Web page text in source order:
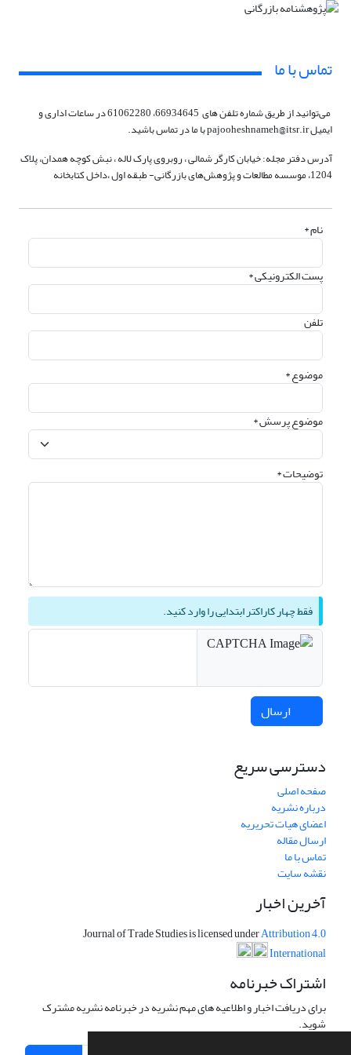
تماس با ما
می‌توانید از طریق شماره تلفن های 66934645، 61062280 در ساعات اداری و
ایمیل pajooheshnameh@itsr.ir با ما در تماس باشید.
آدرس دفتر مجله: خیابان کارگر شمالی ، روبروی پارک لاله ، نبش کوچه همدان، پلاک
1204، موسسه مطالعات و پژوهش‌های بازرگانی- طبقه اول ،‌داخل کتابخانه
نام *
پست الکترونیکی *
تلفن
موضوع *
موضوع پرسش *
توضیحات *
فقط چهار کاراکتر ابتدایی را وارد کنید.
ارسال
دسترسی سریع
صفحه اصلی
درباره نشریه
اعضای هیات تحریریه
ارسال مقاله
تماس با ما
نقشه سایت
آخرین اخبار
Journal of Trade Studies is licensed underAttribution 4.0
International
اشتراک خبرنامه
برای دریافت اخبار و اطلاعیه های مهم نشریه در خبرنامه نشریه مشترک
شوید.